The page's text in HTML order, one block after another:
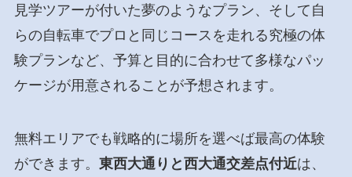
見学ツアーが付いた夢のようなプラン、そして自
らの自転車でプロと同じコースを走れる究極の体
験プランなど、予算と目的に合わせて多様なパッ
ケージが用意されることが予想されます。
無料エリアでも戦略的に場所を選べば最高の体験
ができます。 東西大通りと西大通交差点付近は、